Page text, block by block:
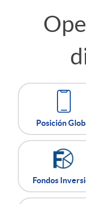
a
p
p
i
Posición
i
Fondos